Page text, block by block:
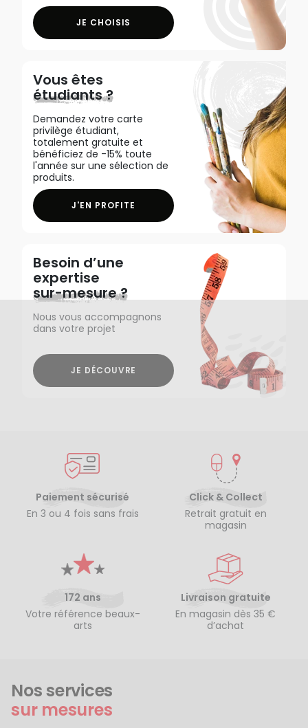
JE CHOISIS
Vous êtes
étudiants ?
Demandez votre carte
privilège étudiant,
totalement gratuite et
bénéficiez de -15% toute
l'année sur une sélection de
produits.
J'EN PROFITE
Besoin d’une
expertise
sur-mesure ?
Nous vous accompagnons
dans votre projet
JE DÉCOUVRE
Paiement sécurisé
En 3 ou 4 fois sans frais
Click & Collect
Retrait gratuit en
magasin
172 ans
Votre référence beaux-
arts
Livraison gratuite
En magasin dès 35 €
d’achat
Nos services
sur mesures